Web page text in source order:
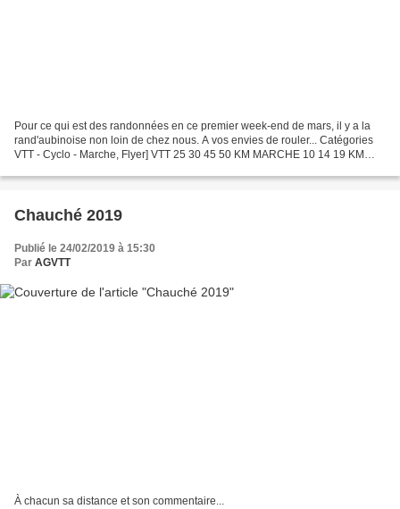
Pour ce qui est des randonnées en ce premier week-end de mars, il y a la
rand'aubinoise non loin de chez nous. A vos envies de rouler... Catégories
VTT - Cyclo - Marche, Flyer] VTT 25 30 45 50 KM MARCHE 10 14 19 KM
Chauché 2019
Publié le 24/02/2019 à 15:30
Par AGVTT
À chacun sa distance et son commentaire...